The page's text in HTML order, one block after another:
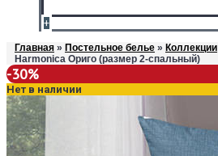
+
Главная » Постельное белье » Коллекции
Harmonica Ориго (размер 2-спальный)
-30%
Нет в наличии